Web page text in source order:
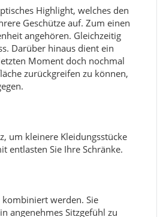
Highlight, welches den
Geschütze auf. Zum einen
angehören. Gleichzeitig
Darüber hinaus dient ein
Moment doch nochmal
zurückgreifen zu können,
um kleinere Kleidungsstücke
entlasten Sie Ihre Schränke.
werden. Sie
angenehmes Sitzgefühl zu
Papatya
€*